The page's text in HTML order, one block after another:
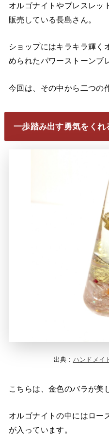
オルゴナイトやブレスレッ
販売している長島さん。
ショップにはキラキラ輝く
められたパワーストーンブ
今回は、その中から二つの
一歩踏み出す勇気をくれ
出典 : ハンドメイ
こちらは、金色のバラが美
オルゴナイトの中にはロー
が入っています。